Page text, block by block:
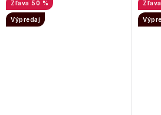
50 %
Výpredaj